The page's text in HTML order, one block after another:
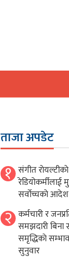
ताजा अपडेट
१ संगीत
रेडियोकर्मीलाई
सर्वाेच्चकाे आदेश
२ कर्मचारी र
समझदारी बिना
समृद्धिकाे
सुनुवार